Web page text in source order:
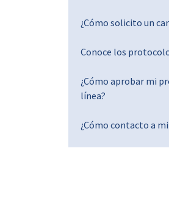
¿Cómo solicito un
Conoce los
¿Cómo aprobar mi
línea?
¿Cómo contacto a